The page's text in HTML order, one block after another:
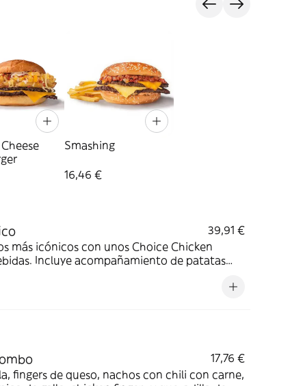
Smashing
16,46 €
39,91 €
más icónicos con unos Choice Chicken
Incluye acompañamiento de patatas
17,76 €
fingers de queso, nachos con chili con carne,